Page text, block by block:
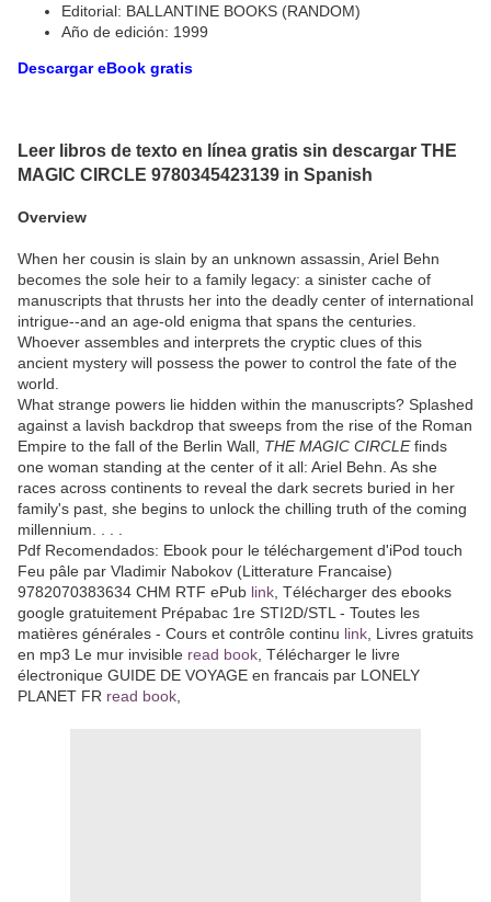
Editorial: BALLANTINE BOOKS (RANDOM)
Año de edición: 1999
Descargar eBook gratis
Leer libros de texto en línea gratis sin descargar THE
MAGIC CIRCLE 9780345423139 in Spanish
Overview
When her cousin is slain by an unknown assassin, Ariel Behn
becomes the sole heir to a family legacy: a sinister cache of
manuscripts that thrusts her into the deadly center of international
intrigue--and an age-old enigma that spans the centuries.
Whoever assembles and interprets the cryptic clues of this
ancient mystery will possess the power to control the fate of the
world.
What strange powers lie hidden within the manuscripts? Splashed
against a lavish backdrop that sweeps from the rise of the Roman
Empire to the fall of the Berlin Wall, THE MAGIC CIRCLEfinds
one woman standing at the center of it all: Ariel Behn. As she
races across continents to reveal the dark secrets buried in her
family's past, she begins to unlock the chilling truth of the coming
millennium. . . .
Pdf Recomendados: Ebook pour le téléchargement d'iPod touch
Feu pâle par Vladimir Nabokov (Litterature Francaise)
9782070383634 CHM RTF ePub link , Télécharger des ebooks
google gratuitement Prépabac 1re STI2D/STL - Toutes les
matières générales - Cours et contrôle continu link , Livres gratuits
en mp3 Le mur invisible read book , Télécharger le livre
électronique GUIDE DE VOYAGE en francais par LONELY
PLANET FR read book